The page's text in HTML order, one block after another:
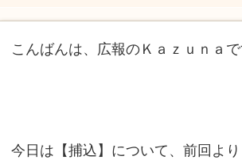
こんばんは、広報のＫａｚｕｎａで
今日は【捕込】について、前回よ